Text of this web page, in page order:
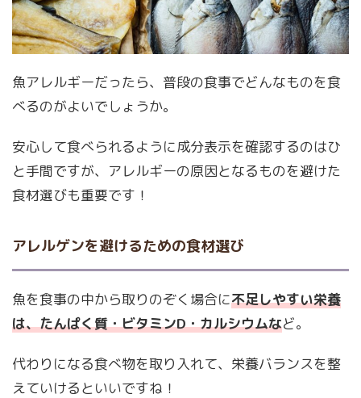
魚アレルギーだったら、普段の食事でどんなものを食
べるのがよいでしょうか。
安心して食べられるように成分表示を確認するのはひ
と手間ですが、アレルギーの原因となるものを避けた
食材選びも重要です！
アレルゲンを避けるための食材選び
魚を食事の中から取りのぞく場合に不足しやすい栄養
は、たんぱく質・ビタミンD・カルシウムなど。
代わりになる食べ物を取り入れて、栄養バランスを整
えていけるといいですね！